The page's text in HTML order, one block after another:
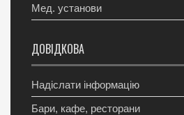
Мед. установи
ДОВІДКОВА
Надіслати інформацію
Бари, кафе, ресторани